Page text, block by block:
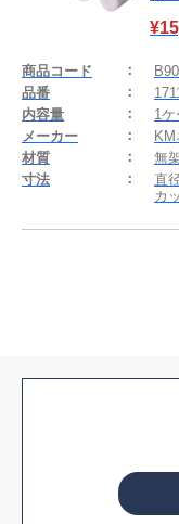
¥
商品コード
品番
内容量
1ケ
メーカー
KM
材質
無
寸法
直
カ